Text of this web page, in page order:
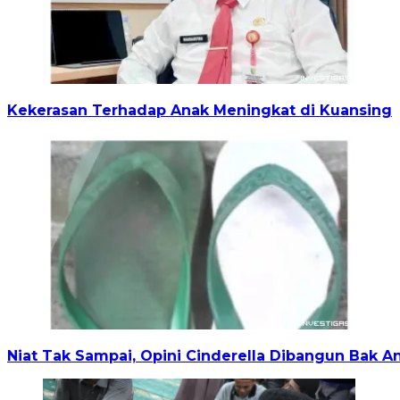
Kekerasan Terhadap Anak Meningkat di Kuansing
Niat Tak Sampai, Opini Cinderella Dibangun Bak